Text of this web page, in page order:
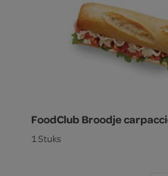
FoodClub Broodje
1 Stuks